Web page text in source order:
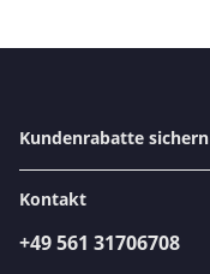
Kundenrabatte sichern
Kontakt
+49 561 31706708